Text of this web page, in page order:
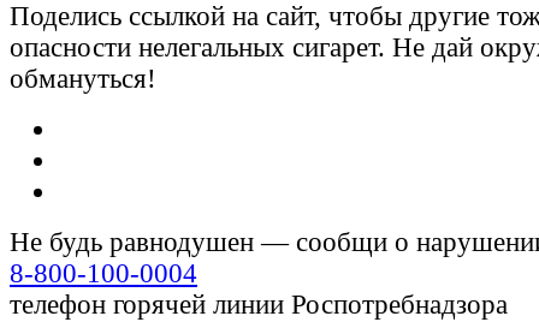
Поделись ссылкой на сайт, чтобы другие
опасности нелегальных сигарет. Не дай
обмануться!
Не будь равнодушен — сообщи о
8-800-100-0004
телефон горячей линии Роспотребнадзора